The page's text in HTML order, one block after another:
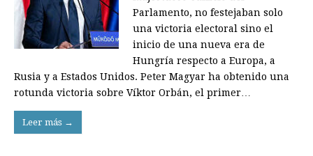
Parlamento, no festejaban solo
una victoria electoral sino el
inicio de una nueva era de
Hungría respecto a Europa, a
Rusia y a Estados Unidos. Peter Magyar ha obtenido una
rotunda victoria sobre Víktor Orbán, el primer…
Leer más →